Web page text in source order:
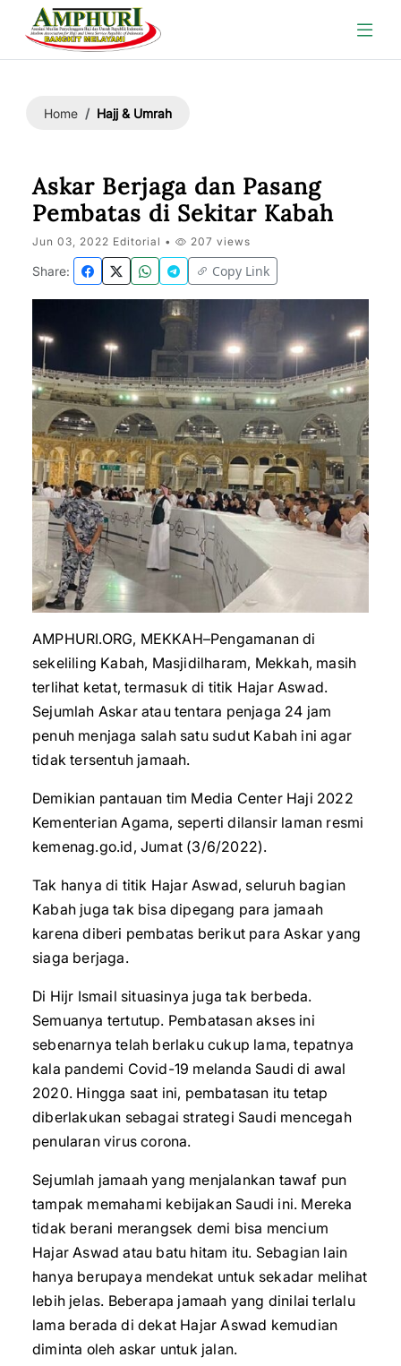
Home Hajj & Umrah
Askar Berjaga dan Pasang
Pembatas di Sekitar Kabah
Jun 03, 2022 Editorial • 207 views
Share: Copy Link
AMPHURI.ORG, MEKKAH–Pengamanan di
sekeliling Kabah, Masjidilharam, Mekkah, masih
terlihat ketat, termasuk di titik Hajar Aswad.
Sejumlah Askar atau tentara penjaga 24 jam
penuh menjaga salah satu sudut Kabah ini agar
tidak tersentuh jamaah.
Demikian pantauan tim Media Center Haji 2022
Kementerian Agama, seperti dilansir laman resmi
kemenag.go.id, Jumat (3/6/2022).
Tak hanya di titik Hajar Aswad, seluruh bagian
Kabah juga tak bisa dipegang para jamaah
karena diberi pembatas berikut para Askar yang
siaga berjaga.
Di Hijr Ismail situasinya juga tak berbeda.
Semuanya tertutup. Pembatasan akses ini
sebenarnya telah berlaku cukup lama, tepatnya
kala pandemi Covid-19 melanda Saudi di awal
2020. Hingga saat ini, pembatasan itu tetap
diberlakukan sebagai strategi Saudi mencegah
penularan virus corona.
Sejumlah jamaah yang menjalankan tawaf pun
tampak memahami kebijakan Saudi ini. Mereka
tidak berani merangsek demi bisa mencium
Hajar Aswad atau batu hitam itu. Sebagian lain
hanya berupaya mendekat untuk sekadar melihat
lebih jelas. Beberapa jamaah yang dinilai terlalu
lama berada di dekat Hajar Aswad kemudian
diminta oleh askar untuk jalan.